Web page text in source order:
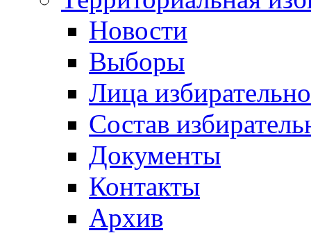
Новости
Выборы
Лица
Состав
Документы
Контакты
Архив